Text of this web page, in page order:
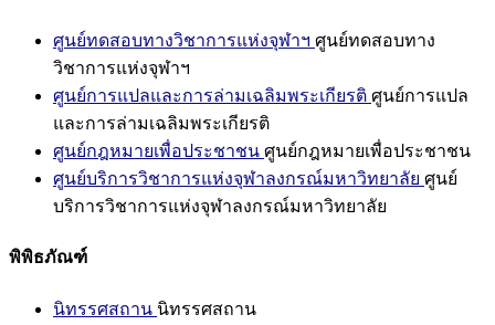
ศูนย์ทดสอบทางวิชาการแห่งจุฬาฯ ศูนย์ทดสอบทาง
วิชาการแห่งจุฬาฯ
ศูนย์การแปลและการล่ามเฉลิมพระเกียรติ ศูนย์การแปล
และการล่ามเฉลิมพระเกียรติ
ศูนย์กฎหมายเพื่อประชาชน ศูนย์กฎหมายเพื่อประชาชน
ศูนย์บริการวิชาการแห่งจุฬาลงกรณ์มหาวิทยาลัย ศูนย์
บริการวิชาการแห่งจุฬาลงกรณ์มหาวิทยาลัย
พิพิธภัณฑ์
นิทรรศสถาน นิทรรศสถาน